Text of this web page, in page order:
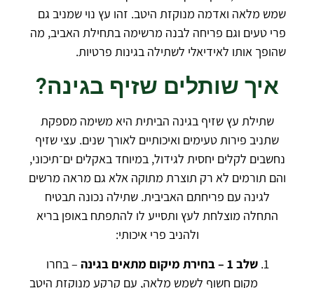
שמש מלאה ואדמה מנוקזת היטב. זהו עץ נוי שמניב גם
פרי טעים וגם פריחה לבנה מרשימה בתחילת האביב, מה
שהופך אותו לאידיאלי לשתילה בגינות פרטיות.
איך שותלים שזיף בגינה?
שתילת עץ שזיף בגינה הביתית היא משימה מספקת
שתניב פירות טעימים ואיכותיים לאורך שנים. עצי שזיף
נחשבים לקלים יחסית לגידול, במיוחד באקלים ים־תיכוני,
והם תורמים לא רק תוצרת מתוקה אלא גם מראה מרשים
לגינה עם פריחתם האביבית. שתילה נכונה תבטיח
התחלה מוצלחת לעץ ותסייע לו להתפתח באופן בריא
ולהניב פרי איכותי:
שלב 1 – בחירת מיקום מתאים בגינה
– בחרו
מקום חשוף לשמש מלאה, עם קרקע מנוקזת היטב